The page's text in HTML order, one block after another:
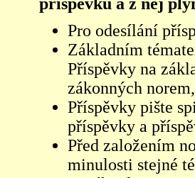
Pro odesílání
Základním
Příspěvky na
zákonných
Příspěvky pište
příspěvky a
Před založením
minulosti stejné